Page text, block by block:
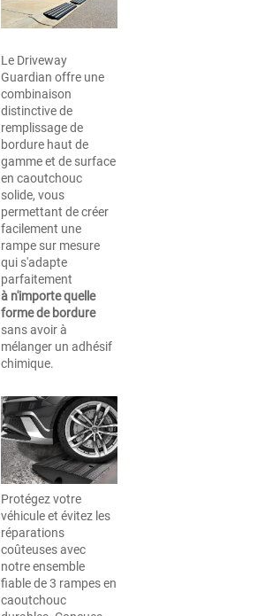
Le Driveway
Guardian offre une
combinaison
distinctive de
remplissage de
bordure haut de
gamme et de surface
en caoutchouc
solide, vous
permettant de créer
facilement une
rampe sur mesure
qui s'adapte
parfaitement
à n'importe quelle
forme de bordure
sans avoir à
mélanger un adhésif
chimique.
Protégez votre
véhicule et évitez les
réparations
coûteuses avec
notre ensemble
fiable de 3 rampes en
caoutchouc